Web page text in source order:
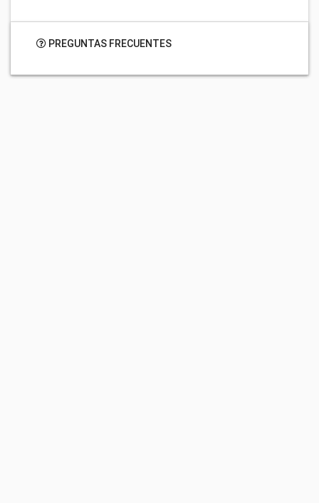
PREGUNTAS FRECUENTES